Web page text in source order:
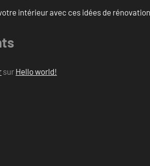
intérieur avec ces idées de
sur Hello world!